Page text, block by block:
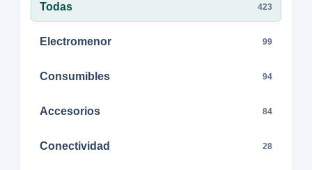
Todas 423
Electromenor 99
Consumibles 94
Accesorios 84
Conectividad 28